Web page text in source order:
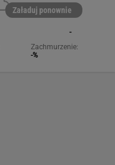
Załaduj ponownie
-
Zachmurzenie:
-%